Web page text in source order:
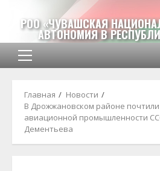
содержимому
РОО «ЧУВАШСКАЯ
АВТОНОМИЯ В
Основное
Главная
Новости
В Дрожжановском районе
авиационной промышленности
Дементьева